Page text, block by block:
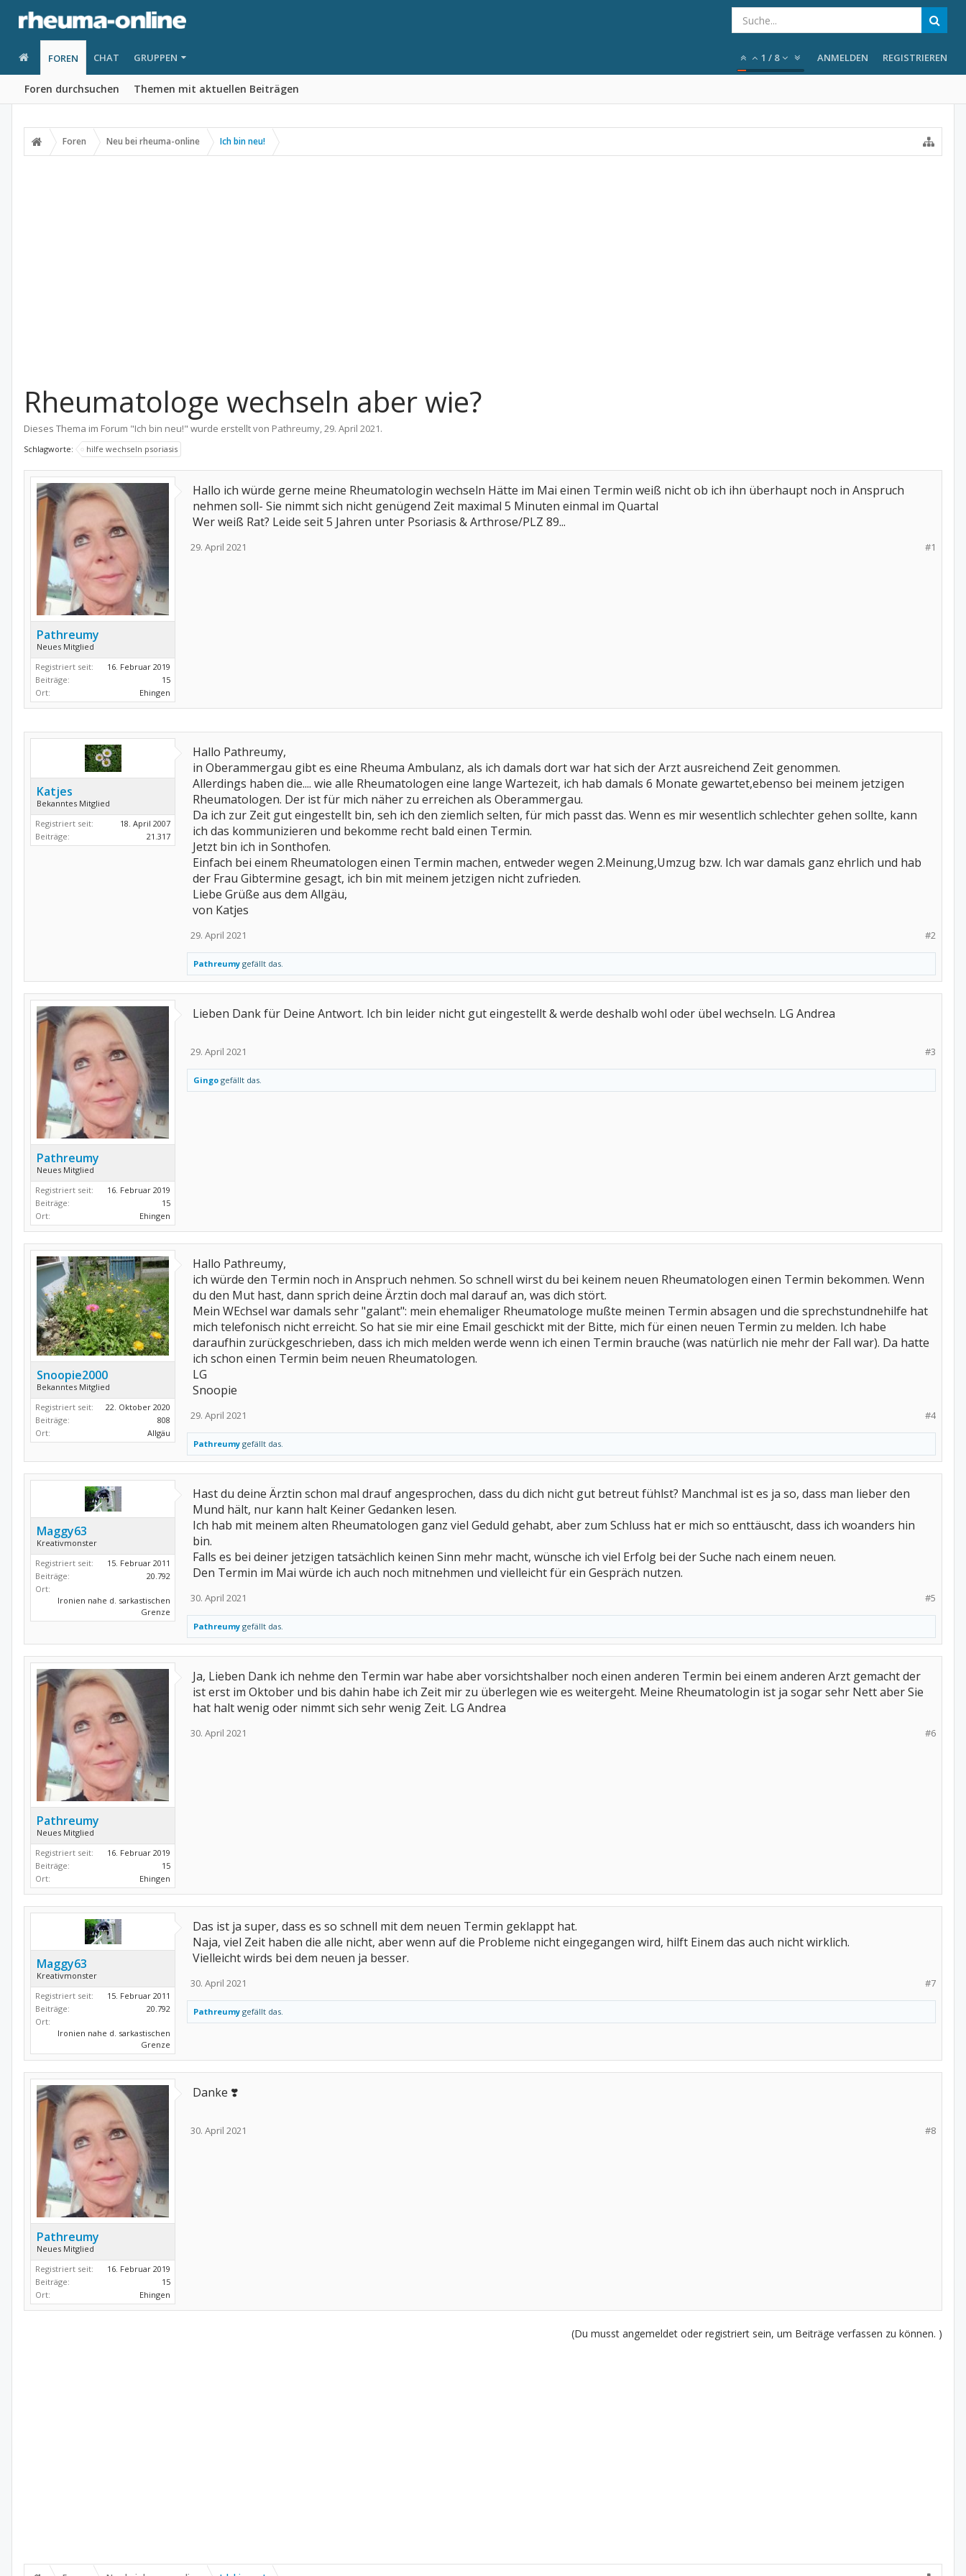
FOREN
Foren durchsuchen Themen mit aktuellen Beiträgen
CHAT GRUPPEN 1 / 8 ANMELDEN REGISTRIEREN
Foren Neu bei rheuma-online Ich bin neu!
Rheumatologe wechseln aber wie?
Dieses Thema im Forum "Ich bin neu!" wurde erstellt von Pathreumy,29. April 2021.
Schlagworte: hilfe wechseln psoriasis
Pathreumy
Neues Mitglied
Registriert seit:
16. Februar 2019
Beiträge:
15
Ort:
Ehingen
Hallo ich würde gerne meine Rheumatologin wechseln Hätte im Mai einen Termin weiß nicht ob ich ihn überhaupt noch in Anspruch
nehmen soll- Sie nimmt sich nicht genügend Zeit maximal 5 Minuten einmal im Quartal
Wer weiß Rat? Leide seit 5 Jahren unter Psoriasis & Arthrose/PLZ 89...
#1
29. April 2021
Katjes
Bekanntes Mitglied
Registriert seit:
18. April 2007
Beiträge:
21.317
Hallo Pathreumy,
in Oberammergau gibt es eine Rheuma Ambulanz, als ich damals dort war hat sich der Arzt ausreichend Zeit genommen.
Allerdings haben die.... wie alle Rheumatologen eine lange Wartezeit, ich hab damals 6 Monate gewartet,ebenso bei meinem jetzigen
Rheumatologen. Der ist für mich näher zu erreichen als Oberammergau.
Da ich zur Zeit gut eingestellt bin, seh ich den ziemlich selten, für mich passt das. Wenn es mir wesentlich schlechter gehen sollte, kann
ich das kommunizieren und bekomme recht bald einen Termin.
Jetzt bin ich in Sonthofen.
Einfach bei einem Rheumatologen einen Termin machen, entweder wegen 2.Meinung,Umzug bzw. Ich war damals ganz ehrlich und hab
der Frau Gibtermine gesagt, ich bin mit meinem jetzigen nicht zufrieden.
Liebe Grüße aus dem Allgäu,
von Katjes
#2
29. April 2021
Pathreumy gefällt das.
Pathreumy
Neues Mitglied
Registriert seit:
16. Februar 2019
Beiträge:
15
Ort:
Ehingen
Lieben Dank für Deine Antwort. Ich bin leider nicht gut eingestellt & werde deshalb wohl oder übel wechseln. LG Andrea
#3
29. April 2021
Gingo gefällt das.
Snoopie2000
Bekanntes Mitglied
Registriert seit:
22. Oktober 2020
Beiträge:
808
Ort:
Allgäu
Hallo Pathreumy,
ich würde den Termin noch in Anspruch nehmen. So schnell wirst du bei keinem neuen Rheumatologen einen Termin bekommen. Wenn
du den Mut hast, dann sprich deine Ärztin doch mal darauf an, was dich stört.
Mein WEchsel war damals sehr "galant": mein ehemaliger Rheumatologe mußte meinen Termin absagen und die sprechstundnehilfe hat
mich telefonisch nicht erreicht. So hat sie mir eine Email geschickt mit der Bitte, mich für einen neuen Termin zu melden. Ich habe
daraufhin zurückgeschrieben, dass ich mich melden werde wenn ich einen Termin brauche (was natürlich nie mehr der Fall war). Da hatte
ich schon einen Termin beim neuen Rheumatologen.
LG
Snoopie
#4
29. April 2021
Pathreumy gefällt das.
Maggy63
Kreativmonster
Registriert seit:
15. Februar 2011
Beiträge:
20.792
Ort:
Ironien nahe d. sarkastischen
Grenze
Hast du deine Ärztin schon mal drauf angesprochen, dass du dich nicht gut betreut fühlst? Manchmal ist es ja so, dass man lieber den
Mund hält, nur kann halt Keiner Gedanken lesen.
Ich hab mit meinem alten Rheumatologen ganz viel Geduld gehabt, aber zum Schluss hat er mich so enttäuscht, dass ich woanders hin
bin.
Falls es bei deiner jetzigen tatsächlich keinen Sinn mehr macht, wünsche ich viel Erfolg bei der Suche nach einem neuen.
Den Termin im Mai würde ich auch noch mitnehmen und vielleicht für ein Gespräch nutzen.
#5
30. April 2021
Pathreumy gefällt das.
Pathreumy
Neues Mitglied
Registriert seit:
16. Februar 2019
Beiträge:
15
Ort:
Ehingen
Ja, Lieben Dank ich nehme den Termin war habe aber vorsichtshalber noch einen anderen Termin bei einem anderen Arzt gemacht der
ist erst im Oktober und bis dahin habe ich Zeit mir zu überlegen wie es weitergeht. Meine Rheumatologin ist ja sogar sehr Nett aber Sie
hat halt wenig oder nimmt sich sehr wenig Zeit. LG Andrea
#6
30. April 2021
Maggy63
Kreativmonster
Registriert seit:
15. Februar 2011
Beiträge:
20.792
Ort:
Ironien nahe d. sarkastischen
Grenze
Das ist ja super, dass es so schnell mit dem neuen Termin geklappt hat.
Naja, viel Zeit haben die alle nicht, aber wenn auf die Probleme nicht eingegangen wird, hilft Einem das auch nicht wirklich.
Vielleicht wirds bei dem neuen ja besser.
#7
30. April 2021
Pathreumy gefällt das.
Pathreumy
Neues Mitglied
Registriert seit:
16. Februar 2019
Beiträge:
15
Ort:
Ehingen
Danke ❣️
#8
30. April 2021
(Du musst angemeldet oder registriert sein, um Beiträge verfassen zu können. )